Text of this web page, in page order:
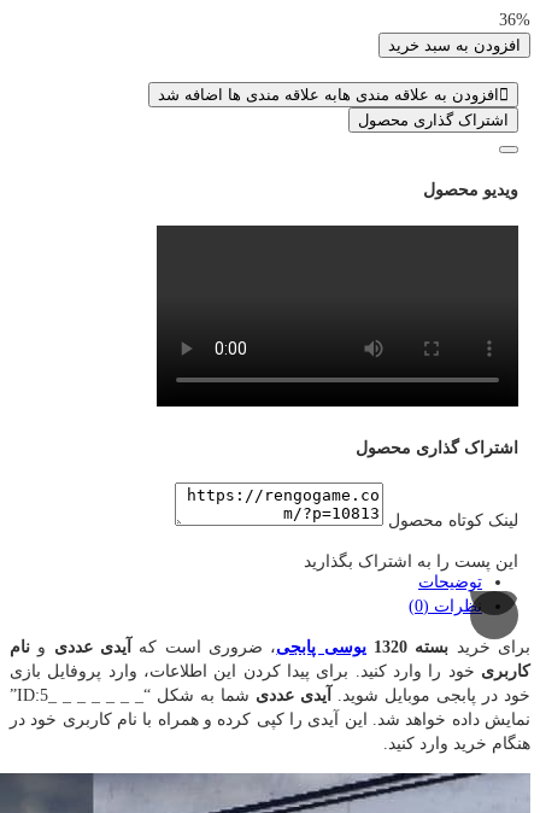
بود.
36%
افزودن به سبد خرید
افزودن به علاقه مندی هابه علاقه مندی ها اضافه شد
اشتراک گذاری محصول
ویدیو محصول
اشتراک گذاری محصول
لینک کوتاه محصول
این پست را به اشتراک بگذارید
توضیحات
نظرات (0)
برای خرید بسته 1320 یوسی پابجی، ضروری است که آیدی عددی و نام
کاربری خود را وارد کنید. برای پیدا کردن این اطلاعات، وارد پروفایل بازی
خود در پابجی موبایل شوید.
آیدی عددی
شما به شکل “_ _ _ _ _ _ _ID:5”
نمایش داده خواهد شد. این آیدی را کپی کرده و همراه با نام کاربری خود در
هنگام خرید وارد کنید.